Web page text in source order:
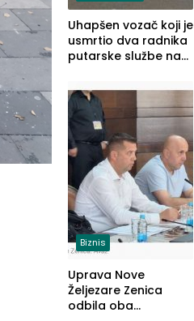
Uhapšen vozač koji je
usmrtio dva radnika
putarske službe na
prema Šapcu
(FOTO)
Biznis
Uprava Nove
Željezare Zenica
odbila oba